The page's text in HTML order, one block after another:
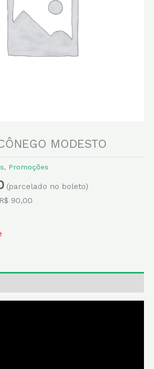
MODESTO
, Promoções
(parcelado no boleto)
90,00